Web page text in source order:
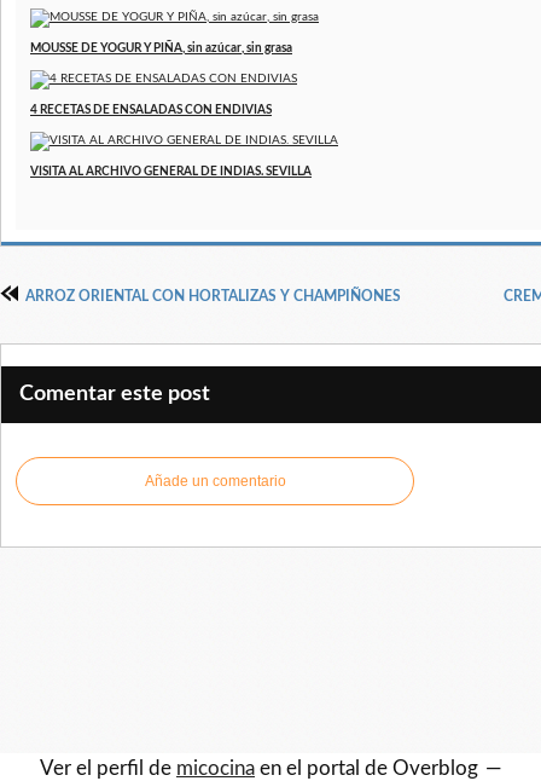
MOUSSE DE YOGUR Y PIÑA, sin azúcar, sin grasa
4 RECETAS DE ENSALADAS CON ENDIVIAS
VISITA AL ARCHIVO GENERAL DE INDIAS. SEVILLA
ARROZ ORIENTAL CON HORTALIZAS Y CHAMPIÑONES
Comentar este post
Añade un comentario
Ver el perfil de micocina en el portal de Overblog